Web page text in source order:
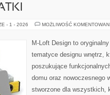
- 1 - 2026 MOŻLIWOŚĆ
M-Loft Design to
tematyce designu wnętrz,
poszukujące
domu oraz nowoczesnego
stworzone dla wszystkich,